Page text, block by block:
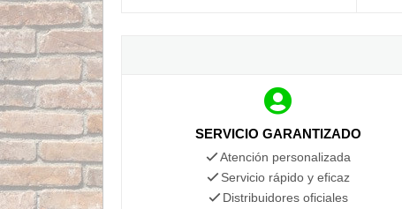
SERVICIO GARANTIZADO
Atención personalizada
Servicio rápido y eficaz
Distribuidores oficiales